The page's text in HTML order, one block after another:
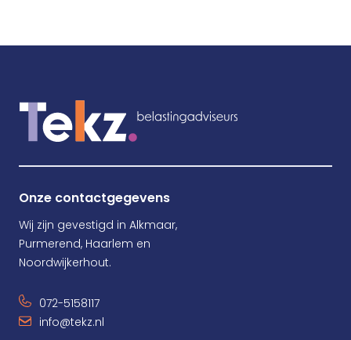
Onze contactgegevens
Wij zijn gevestigd in Alkmaar,
Purmerend, Haarlem en
Noordwijkerhout.
072-5158117
info@tekz.nl